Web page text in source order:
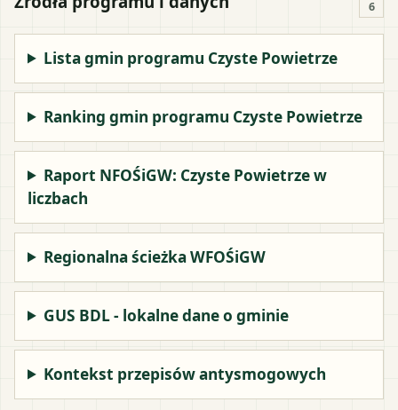
6
Lista gmin programu Czyste Powietrze
Ranking gmin programu Czyste Powietrze
Raport NFOŚiGW: Czyste Powietrze w
liczbach
Regionalna ścieżka WFOŚiGW
GUS BDL - lokalne dane o gminie
Kontekst przepisów antysmogowych